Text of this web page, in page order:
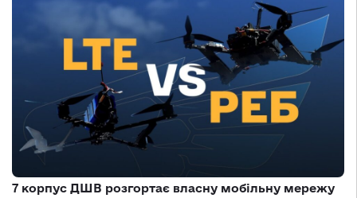
7 корпус ДШВ розгортає власну мобільну мережу